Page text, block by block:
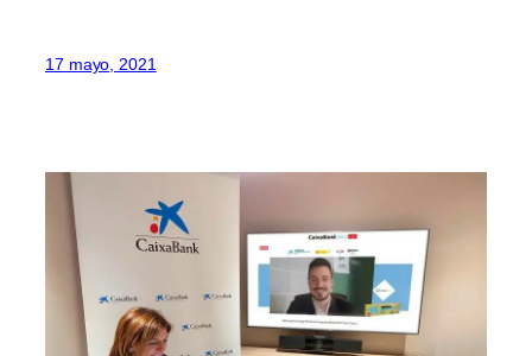
17 mayo, 2021